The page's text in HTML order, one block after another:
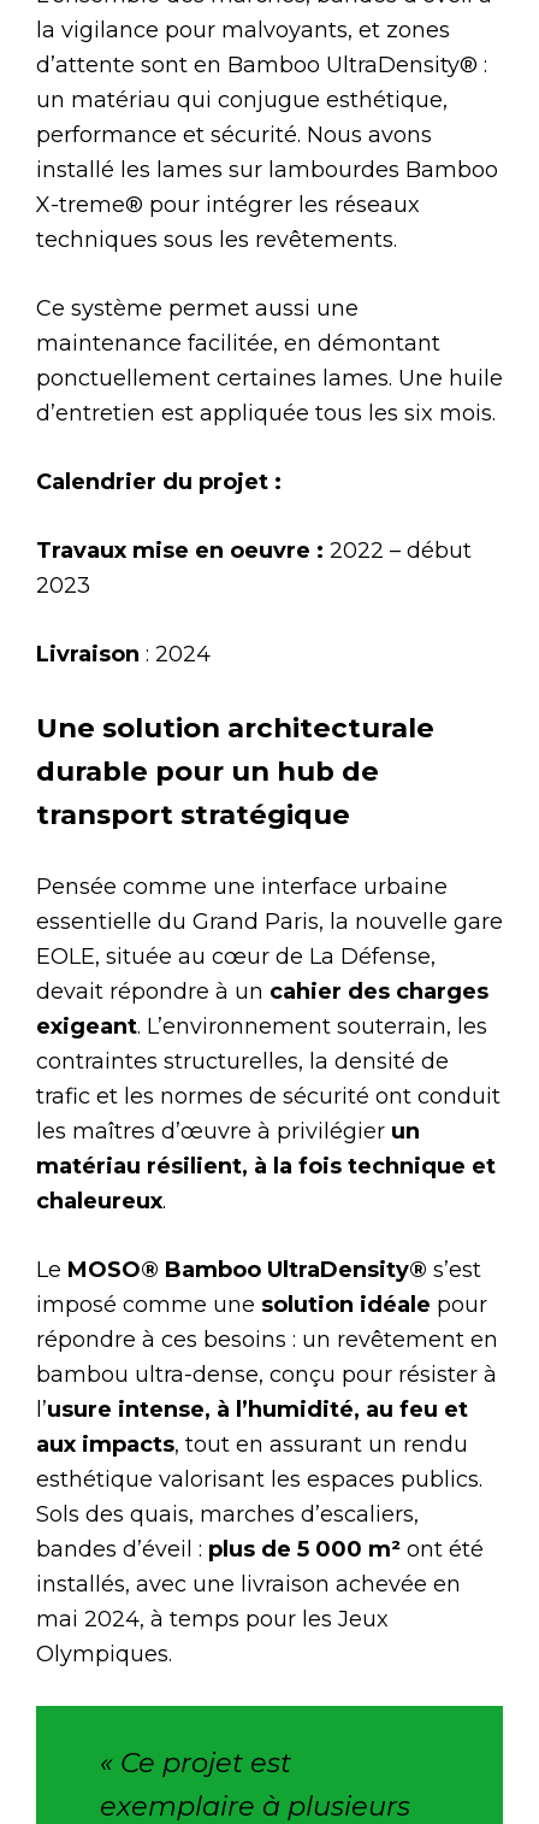
la vigilance pour malvoyants, et zones
d’attente sont en Bamboo UltraDensity® :
un matériau qui conjugue esthétique,
performance et sécurité. Nous avons
installé les lames sur lambourdes Bamboo
X-treme® pour intégrer les réseaux
techniques sous les revêtements.
Ce système permet aussi une
maintenance facilitée, en démontant
ponctuellement certaines lames. Une huile
d’entretien est appliquée tous les six mois.
Calendrier du projet :
Travaux mise en oeuvre : 2022 – début
2023
Livraison : 2024
Une solution architecturale
durable pour un hub de
transport stratégique
Pensée comme une interface urbaine
essentielle du Grand Paris, la nouvelle gare
EOLE, située au cœur de La Défense,
devait répondre à un cahier des charges
exigeant. L’environnement souterrain, les
contraintes structurelles, la densité de
trafic et les normes de sécurité ont conduit
les maîtres d’œuvre à privilégier un
matériau résilient, à la fois technique et
chaleureux.
Le MOSO® Bamboo UltraDensity® s’est
imposé comme une solution idéale pour
répondre à ces besoins : un revêtement en
bambou ultra-dense, conçu pour résister à
l’usure intense, à l’humidité, au feu et
aux impacts, tout en assurant un rendu
esthétique valorisant les espaces publics.
Sols des quais, marches d’escaliers,
bandes d’éveil : plus de 5 000 m² ont été
installés, avec une livraison achevée en
mai 2024, à temps pour les Jeux
Olympiques.
« Ce projet est
exemplaire à plusieurs